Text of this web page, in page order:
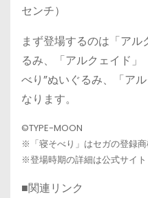
センチ）
まず登場するのは「ア
るみ、「アルクェイド」
べり”ぬいぐるみ、「ア
なります。
©TYPE-MOON
※「寝そべり」はセガの登録商
※登場時期の詳細は公式サイ
■関連リンク